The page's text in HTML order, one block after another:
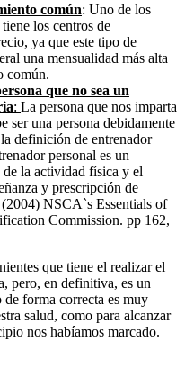
común: Uno de los
los centros de
ya que este tipo de
una mensualidad más alta
común.
que no sea un
: La persona que nos imparta
ser una persona debidamente
definición de entrenador
personal es un
la actividad física y el
y prescripción de
NSCA`s Essentials of
Commission. pp 162,
que tiene el realizar el
pero, en definitiva, es un
forma correcta es muy
salud, como para alcanzar
nos habíamos marcado.